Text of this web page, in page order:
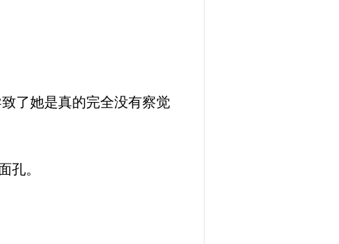
了她是真的完全没有察觉
孔。